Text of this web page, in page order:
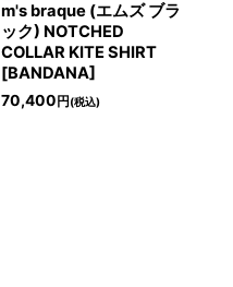
m's braque (エムズ ブラ
ック) NOTCHED
COLLAR KITE SHIRT
[BANDANA]
70,400 円 (税込)